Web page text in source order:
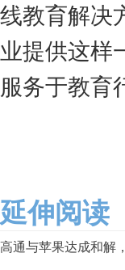
线教育解决
业提供这样
服务于教育
延伸阅读
高通与苹果达成和解